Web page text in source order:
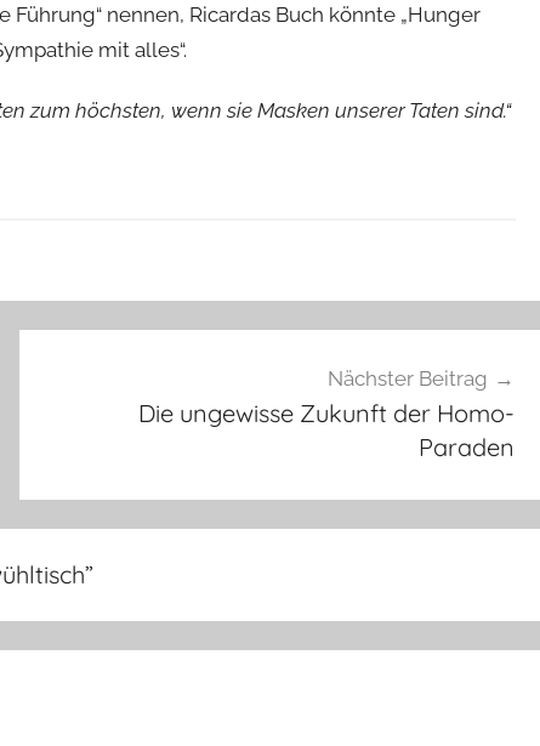
Führung“ nennen, Ricardas Buch könnte „Hunger
mit alles“.
zum höchsten, wenn sie Masken unserer Taten sind.“
Nächster Beitrag
Die ungewisse Zukunft der Homo-
Paraden
”